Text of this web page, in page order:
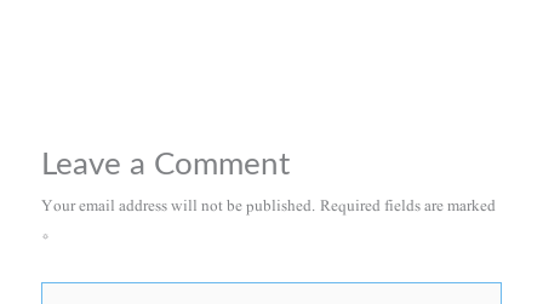
Leave a Comment
Your email address will not be published.Required fields are marked
*